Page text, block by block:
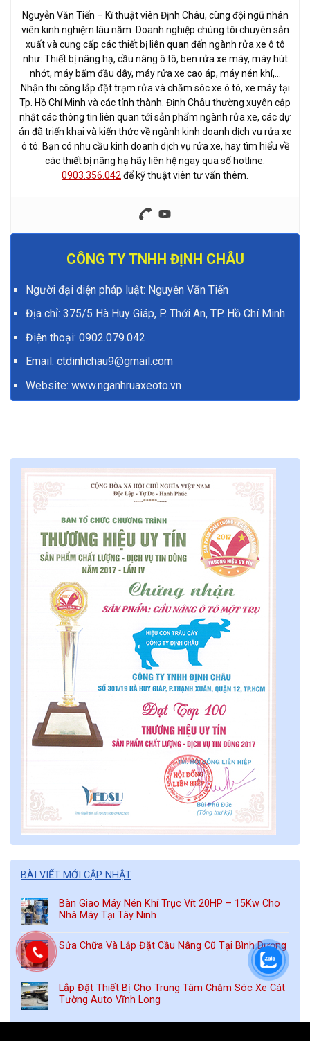
Nguyễn Văn Tiến – Kĩ thuật viên Định Châu, cùng đội ngũ nhân
viên kinh nghiệm lâu năm. Doanh nghiệp chúng tôi chuyên sản
xuất và cung cấp các thiết bị liên quan đến ngành rửa xe ô tô
như: Thiết bị nâng hạ, cầu nâng ô tô, ben rửa xe máy, máy hút
nhớt, máy bấm đầu dây, máy rửa xe cao áp, máy nén khí,…
Nhận thi công lắp đặt trạm rửa và chăm sóc xe ô tô, xe máy tại
Tp. Hồ Chí Minh và các tỉnh thành. Định Châu thường xuyên cập
nhật các thông tin liên quan tới sản phẩm ngành rửa xe, các dự
án đã triển khai và kiến thức về ngành kinh doanh dịch vụ rửa xe
ô tô. Bạn có nhu cầu kinh doanh dịch vụ rửa xe, hay tìm hiểu về
các thiết bị nâng hạ hãy liên hệ ngay qua số hotline:
0903.356.042 để kỹ thuật viên tư vấn thêm.
CÔNG TY TNHH ĐỊNH CHÂU
Người đại diện pháp luật: Nguyễn Văn Tiến
Địa chỉ: 375/5 Hà Huy Giáp, P. Thới An, TP. Hồ Chí Minh
Điện thoại: 0902.079.042
Email: ctdinhchau9@gmail.com
Website: www.nganhruaxeoto.vn
BÀI VIẾT MỚI CẬP NHẬT
Bàn Giao Máy Nén Khí Trục Vít 20HP – 15Kw Cho
Nhà Máy Tại Tây Ninh
Sửa Chữa Và Lắp Đặt Cầu Nâng Cũ Tại Bình Dương
Lắp Đặt Thiết Bị Cho Trung Tâm Chăm Sóc Xe Cát
Tường Auto Vĩnh Long